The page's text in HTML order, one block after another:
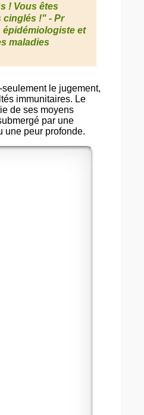
! Vous êtes
cinglés !" - Pr
épidémiologiste et
maladies
seulement le jugement,
immunitaires. Le
de ses moyens
par une
une peur profonde.